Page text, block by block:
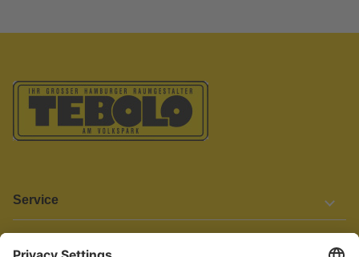
Service
Informationen